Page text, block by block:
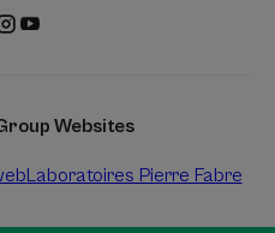
Websites
Laboratoires Pierre Fabre